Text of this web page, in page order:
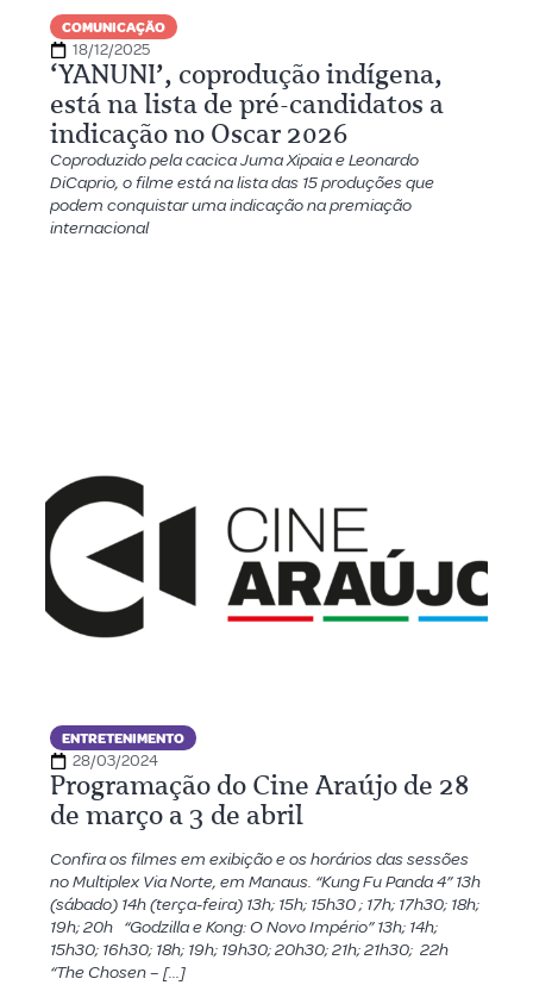
COMUNICAÇÃO
18/12/2025
‘YANUNI’, coprodução indígena,
está na lista de pré-candidatos a
indicação no Oscar 2026
Coproduzido pela cacica Juma Xipaia e Leonardo
DiCaprio, o filme está na lista das 15 produções que
podem conquistar uma indicação na premiação
internacional
ENTRETENIMENTO
28/03/2024
Programação do Cine Araújo de 28
de março a 3 de abril
Confira os filmes em exibição e os horários das sessões
no Multiplex Via Norte, em Manaus. “Kung Fu Panda 4” 13h
(sábado) 14h (terça-feira) 13h; 15h; 15h30 ; 17h; 17h30; 18h;
19h; 20h “Godzilla e Kong: O Novo Império” 13h; 14h;
15h30; 16h30; 18h; 19h; 19h30; 20h30; 21h; 21h30; 22h
“The Chosen – […]